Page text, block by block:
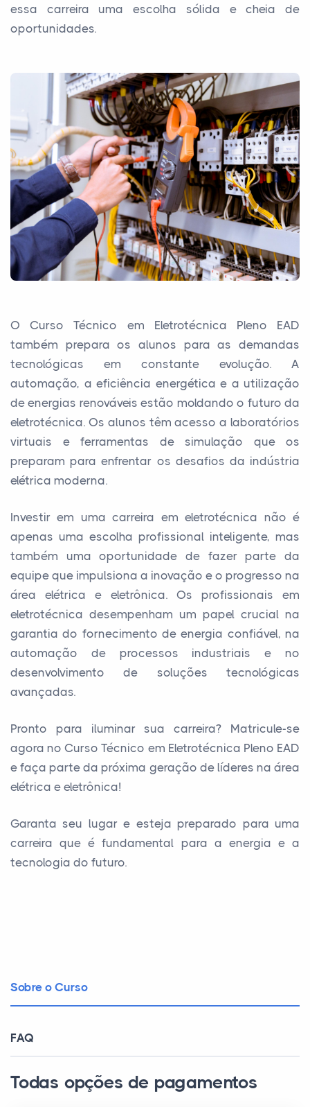
essa carreira uma escolha sólida e cheia de
oportunidades.
O Curso Técnico em Eletrotécnica Pleno EAD
também prepara os alunos para as demandas
tecnológicas em constante evolução. A
automação, a eficiência energética e a utilização
de energias renováveis estão moldando o futuro da
eletrotécnica. Os alunos têm acesso a laboratórios
virtuais e ferramentas de simulação que os
preparam para enfrentar os desafios da indústria
elétrica moderna.
Investir em uma carreira em eletrotécnica não é
apenas uma escolha profissional inteligente, mas
também uma oportunidade de fazer parte da
equipe que impulsiona a inovação e o progresso na
área elétrica e eletrônica. Os profissionais em
eletrotécnica desempenham um papel crucial na
garantia do fornecimento de energia confiável, na
automação de processos industriais e no
desenvolvimento de soluções tecnológicas
avançadas.
Pronto para iluminar sua carreira? Matricule-se
agora no Curso Técnico em Eletrotécnica Pleno EAD
e faça parte da próxima geração de líderes na área
elétrica e eletrônica!
Garanta seu lugar e esteja preparado para uma
carreira que é fundamental para a energia e a
tecnologia do futuro.
Sobre o Curso
FAQ
Todas opções de pagamentos